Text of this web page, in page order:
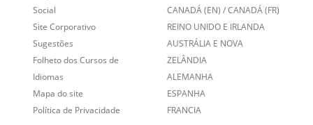
Social
Site Corporativo
Sugestões
Folheto dos Cursos de
Idiomas
Mapa do site
Política de Privacidade
CANADÁ (EN) /CANADÁ (FR)
REINO UNIDO E IRLANDA
AUSTRÁLIA E NOVA
ZELÂNDIA
ALEMANHA
ESPANHA
FRANCIA